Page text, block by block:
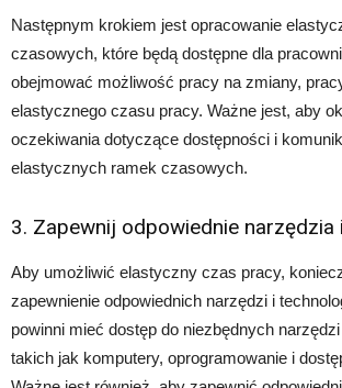
Następnym krokiem jest opracowanie
czasowych, które będą dostępne dla
obejmować możliwość pracy na zmiany,
elastycznego czasu pracy. Ważne jest, aby
oczekiwania dotyczące dostępności i
elastycznych ramek czasowych.
3. Zapewnij odpowiednie narzędzia
Aby umożliwić elastyczny czas pracy,
zapewnienie odpowiednich narzędzi i
powinni mieć dostęp do niezbędnych
takich jak komputery, oprogramowanie i